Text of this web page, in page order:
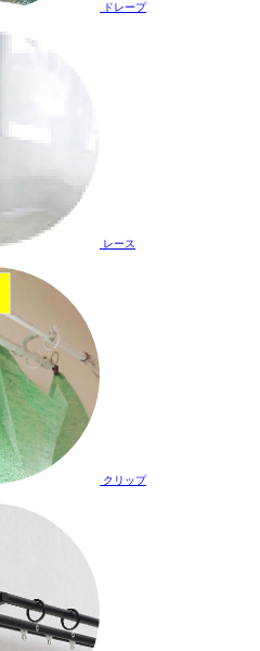
ドレープ
レース
クリップ